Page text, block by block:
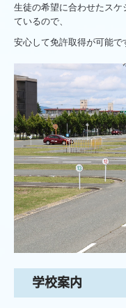
生徒の希望に合わせたス
ているので、
安心して免許取得が可能で
学校案内